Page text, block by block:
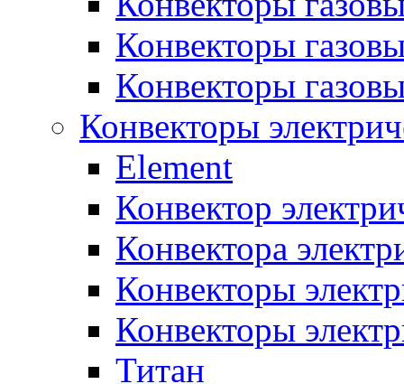
Конвекторы
Конвекторы
Конвекторы
Element
Конвектор
Конвектора
Конвекторы
Конвекторы
Титан